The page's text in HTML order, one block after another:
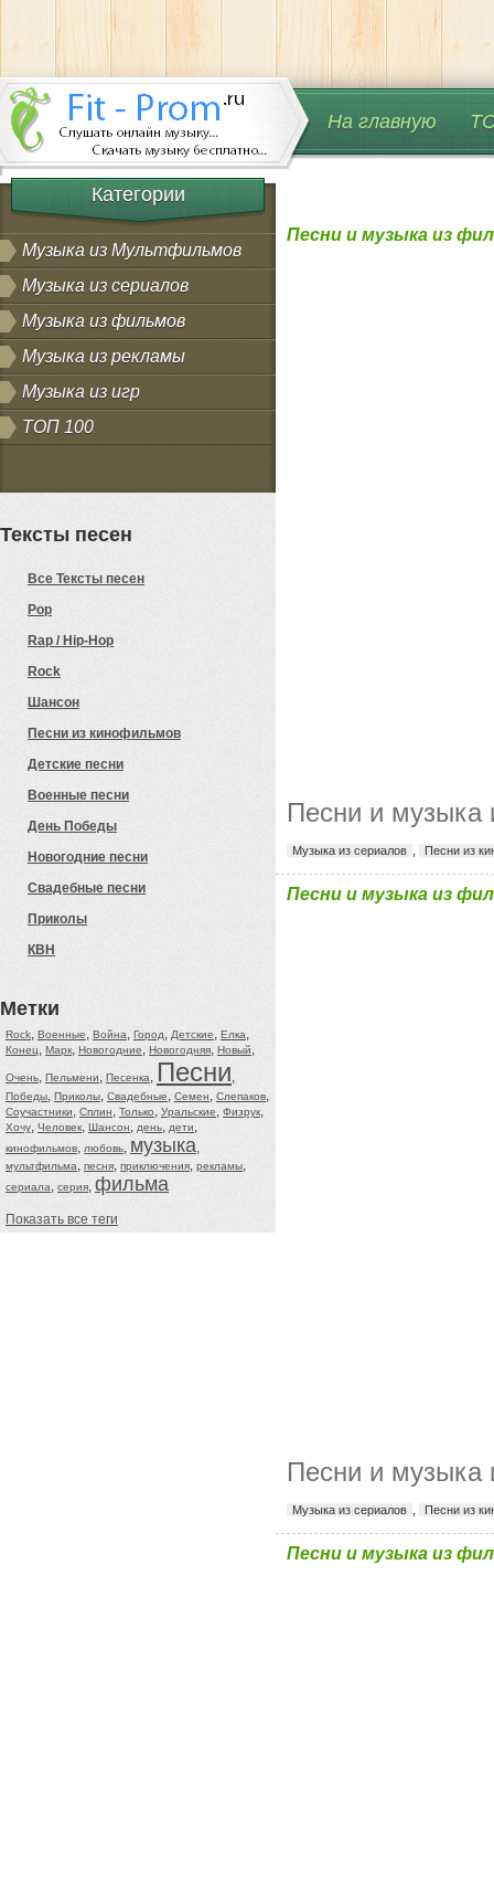
На главную
Категории
Музыка из Мультфильмов
Музыка из сериалов
Музыка из фильмов
Музыка из рекламы
Музыка из игр
ТОП 100
Тексты песен
Все Тексты песен
Pop
Rap / Hip-Hop
Rock
Шансон
Песни из кинофильмов
Детские песни
Военные песни
День Победы
Новогодние песни
Свадебные песни
Приколы
КВН
Метки
Rock, Военные, Война, Город, Детские, Елка,
Конец, Марк, Новогодние, Новогодняя, Новый,
Очень, Пельмени, Песенка, Песни,
Победы, Приколы, Свадебные, Семен, Слепаков,
Соучастники, Сплин, Только, Уральские, Физрук,
Хочу, Человек, Шансон, день, дети,
кинофильмов, любовь, музыка,
мультфильма, песня, приключения, рекламы,
сериала, серия, фильма
Показать все теги
Песни и музыка из
Песни и
Музыка из сериалов Песни из
Песни и музыка из
Песни и музыка
Музыка из сериалов Песни из
Песни и музыка из